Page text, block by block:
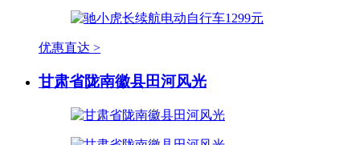
优惠直达 >
甘肃省陇南徽县田河风光